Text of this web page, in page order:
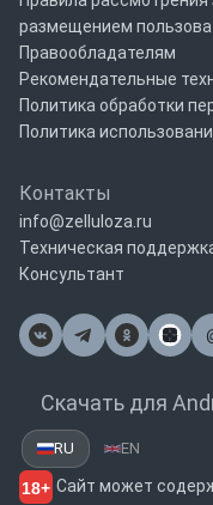
размещением
Правообладателям
Рекомендательные
Политика обработки
Политика
Контакты
info@zelluloza.ru
Техническая
Консультант
Скачать для
RU EN
18+ Сайт может